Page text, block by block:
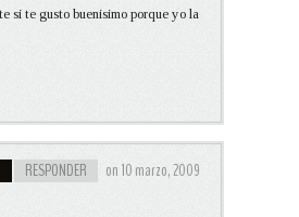
si te gusto buenisimo porque yo la
RESPONDER on 10 marzo, 2009